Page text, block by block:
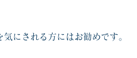
にされる方にはお勧めです。